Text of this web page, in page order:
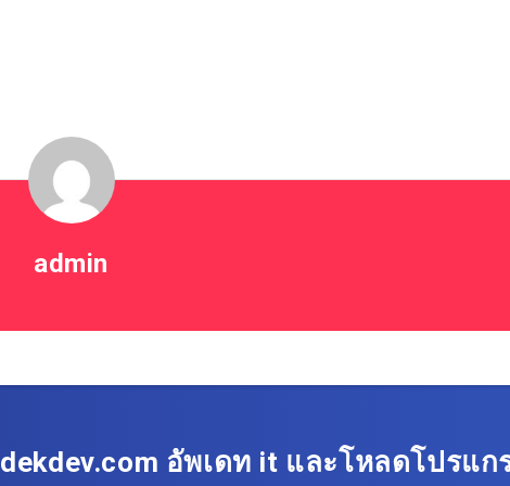
admin
dekdev.com อัพเดท it และโหลดโปรแก